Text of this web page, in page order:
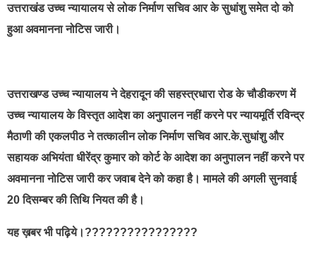
उत्तराखंड उच्च न्यायालय से लोक निर्माण सचिव आर के सुधांशु समेत दो को
हुआ अवमानना नोटिस जारी।
उत्तराखण्ड उच्च न्यायालय ने देहरादून की सहस्त्रधारा रोड के चौडीकरण में
उच्च न्यायालय के विस्तृत आदेश का अनुपालन नहीं करने पर न्यायमूर्ति रविन्द्र
मैठाणी की एकलपीठ ने तत्कालीन लोक निर्माण सचिव आर.के.सुधांशु और
सहायक अभियंता धीरेंद्र कुमार को कोर्ट के आदेश का अनुपालन नहीं करने पर
अवमानना नोटिस जारी कर जवाब देने को कहा है। मामले की अगली सुनवाई
20 दिसम्बर की तिथि नियत की है।
यह ख़बर भी पढ़िये।????????????????